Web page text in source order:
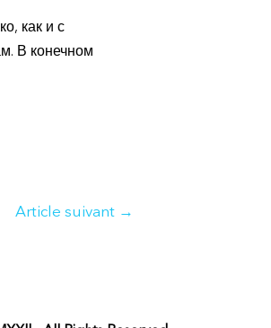
как и с
В конечном
Article suivant →